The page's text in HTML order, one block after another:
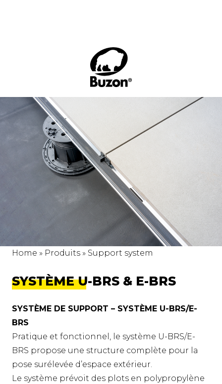
Home » Produits » Support system
SYSTÈME U-BRS & E-BRS
SYSTÈME DE SUPPORT – SYSTÈME U-BRS/E-
BRS
Pratique et fonctionnel, le système U-BRS/E-
BRS propose une structure complète pour la
pose surélevée d’espace extérieur.
Le système prévoit des plots en polypropylène